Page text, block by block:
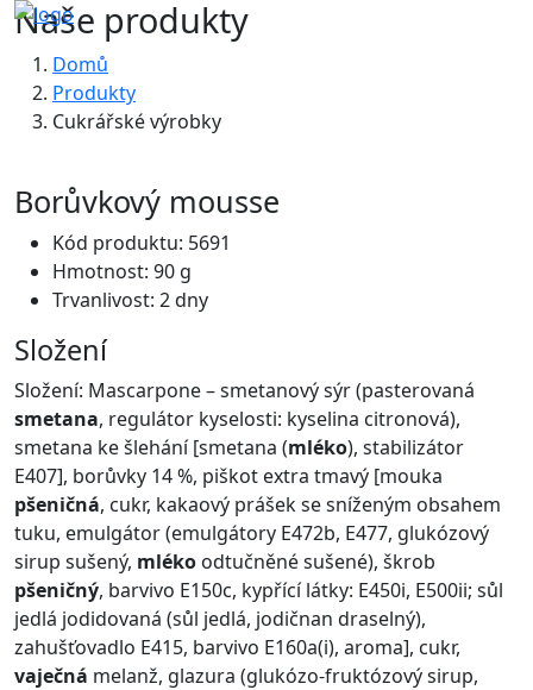
Naše produkty
Domů
Produkty
Cukrářské výrobky
Borůvkový mousse
Kód produktu: 5691
Hmotnost: 90 g
Trvanlivost: 2 dny
Složení
Složení: Mascarpone – smetanový sýr (pasterovaná
smetana, regulátor kyselosti: kyselina citronová),
smetana ke šlehání [smetana (mléko), stabilizátor
E407], borůvky 14 %, piškot extra tmavý [mouka
pšeničná, cukr, kakaový prášek se sníženým obsahem
tuku, emulgátor (emulgátory E472b, E477, glukózový
sirup sušený, mléko odtučněné sušené), škrob
pšeničný, barvivo E150c, kypřící látky: E450i, E500ii; sůl
jedlá jodidovaná (sůl jedlá, jodičnan draselný),
zahušťovadlo E415, barvivo E160a(i), aroma], cukr,
vaječná melanž, glazura (glukózo-fruktózový sirup,